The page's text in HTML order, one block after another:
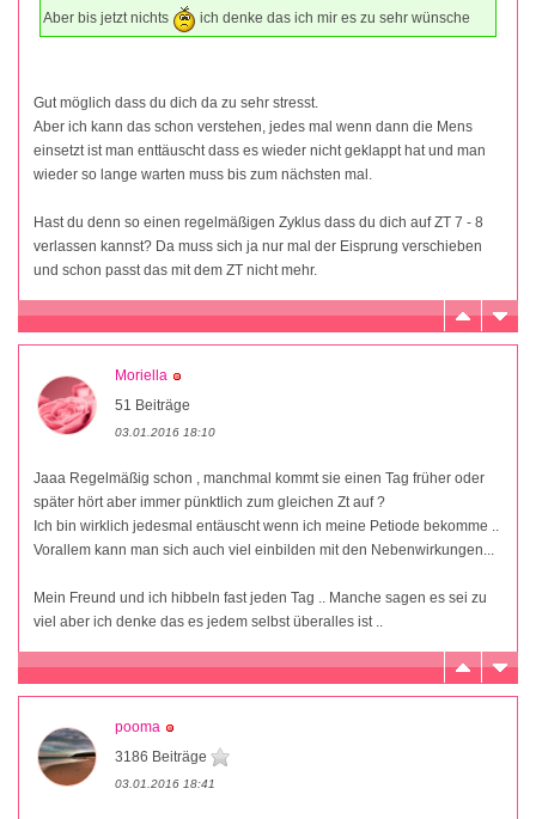
Aber bis jetzt nichts
ich denke das ich mir es zu sehr wünsche
Gut möglich dass du dich da zu sehr stresst.
Aber ich kann das schon verstehen, jedes mal wenn dann die Mens
einsetzt ist man enttäuscht dass es wieder nicht geklappt hat und man
wieder so lange warten muss bis zum nächsten mal.
Hast du denn so einen regelmäßigen Zyklus dass du dich auf ZT 7 - 8
verlassen kannst? Da muss sich ja nur mal der Eisprung verschieben
und schon passt das mit dem ZT nicht mehr.
Moriella
51 Beiträge
03.01.2016 18:10
Jaaa Regelmäßig schon , manchmal kommt sie einen Tag früher oder
später hört aber immer pünktlich zum gleichen Zt auf ?
Ich bin wirklich jedesmal entäuscht wenn ich meine Petiode bekomme ..
Vorallem kann man sich auch viel einbilden mit den Nebenwirkungen...
Mein Freund und ich hibbeln fast jeden Tag .. Manche sagen es sei zu
viel aber ich denke das es jedem selbst überalles ist ..
pooma
3186 Beiträge
03.01.2016 18:41